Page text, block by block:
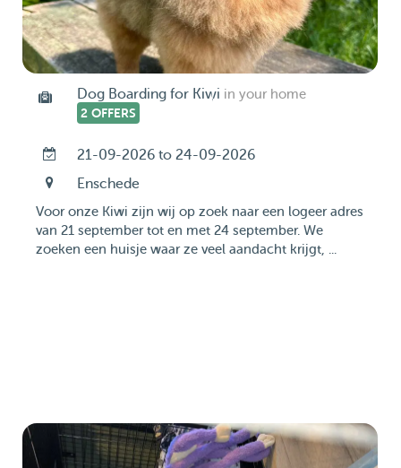
Dog Boarding for Kiwi in your home
2 OFFERS
21-09-2026 to 24-09-2026
Enschede
Voor onze Kiwi zijn wij op zoek naar een logeer adres
van 21 september tot en met 24 september. We
zoeken een huisje waar ze veel aandacht krijgt, ...